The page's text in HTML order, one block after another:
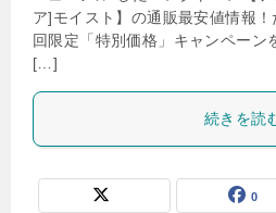
ア]モイスト】の通販最安値情報
回限定「特別価格」キャンペーン
[…]
続きを読
0